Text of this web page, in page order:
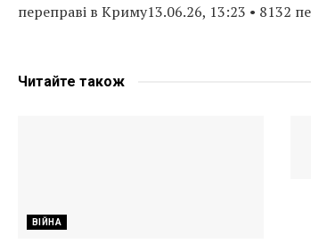
переправі в Криму13.06.26, 13:23 • 8132
Читайте також
ВІЙНА